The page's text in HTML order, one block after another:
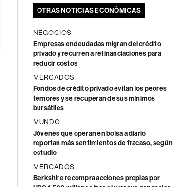
OTRAS NOTICIAS ECONÓMICAS
NEGOCIOS
Empresas endeudadas migran del crédito
privado y recurren a refinanciaciones para
reducir costos
MERCADOS
Fondos de crédito privado evitan los peores
temores y se recuperan de sus mínimos
bursátiles
MUNDO
Jóvenes que operan en bolsa a diario
reportan más sentimientos de fracaso, según
estudio
MERCADOS
Berkshire recompra acciones propias por